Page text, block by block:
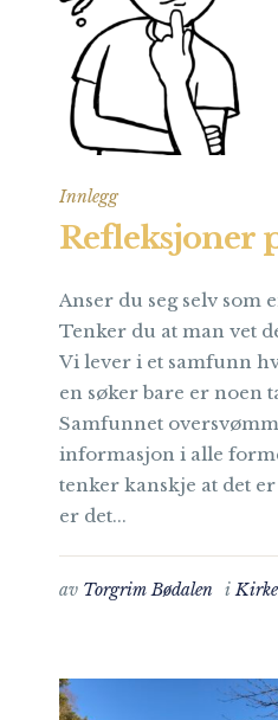
Innlegg
Refleksjoner
Anser du seg selv som
Tenker du at man vet
Vi lever i et samfunn
en søker bare er noen
Samfunnet
informasjon i alle
tenker kanskje at det
er det...
av Torgrim Bødalen i